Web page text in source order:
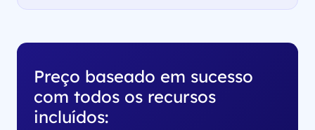
Preço baseado em sucesso
com todos os recursos
incluídos: